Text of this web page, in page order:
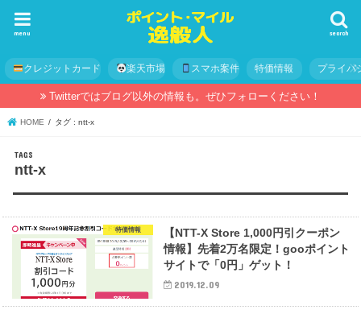
search
menu
クレジットカード 楽天市場 スマホ案件 特価情報 プライバ
Twitterではブログ以外の情報も。ぜひフォローください！
HOME タグ : ntt-x
ntt-x
特価情報
【NTT-X Store 1,000円引クーポン
情報】先着2万名限定！gooポイント
サイトで「0円」ゲット！
2019.12.09